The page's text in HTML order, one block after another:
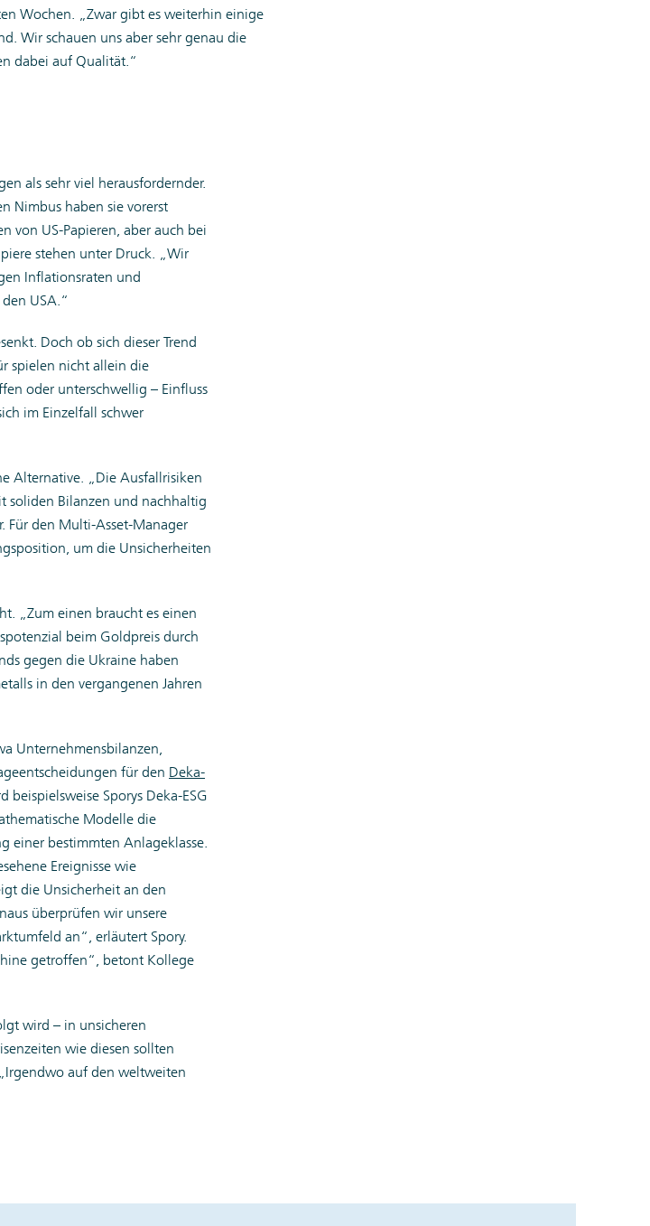
Wochen. „Zwar gibt es weiterhin einige
Wir schauen uns aber sehr genau die
dabei auf Qualität.“
als sehr viel herausfordernder.
Nimbus haben sie vorerst
von US-Papieren, aber auch bei
stehen unter Druck. „Wir
Inflationsraten und
USA.“
Doch ob sich dieser Trend
spielen nicht allein die
oder unterschwellig – Einfluss
im Einzelfall schwer
Alternative. „Die Ausfallrisiken
soliden Bilanzen und nachhaltig
Für den Multi-Asset-Manager
um die Unsicherheiten
„Zum einen braucht es einen
beim Goldpreis durch
gegen die Ukraine haben
in den vergangenen Jahren
Unternehmensbilanzen,
für den Deka-
Sporys Deka-ESG
Modelle die
einer bestimmten Anlageklasse.
Ereignisse wie
die Unsicherheit an den
überprüfen wir unsere
an“, erläutert Spory.
getroffen“, betont Kollege
wird – in unsicheren
wie diesen sollten
auf den weltweiten